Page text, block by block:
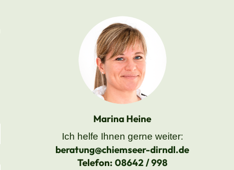
Marina Heine
Ich helfe Ihnen gerne weiter:
beratung@chiemseer-dirndl.de
Telefon: 08642 / 998